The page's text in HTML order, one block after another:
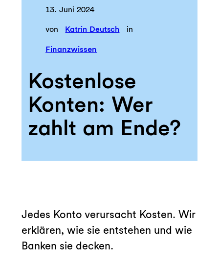
13. Juni 2024
von Katrin Deutsch in
Finanzwissen
Kostenlose
Konten: Wer
zahlt am Ende?
Jedes Konto verursacht Kosten. Wir
erklären, wie sie entstehen und wie
Banken sie decken.